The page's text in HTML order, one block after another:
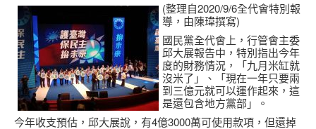
(整理自2020/9/6全代會特別報
導，由陳瑋撰寫)
國民黨全代會上，行管會主委
邱大展報告中，特別指出今年
度的財務情況，「九月米缸就
沒米了」、「現在一年只要兩
到三億元就可以運作起來，這
是還包含地方黨部」。
今年收支預估，邱大展說，有4億3000萬可使用款項，但還掉